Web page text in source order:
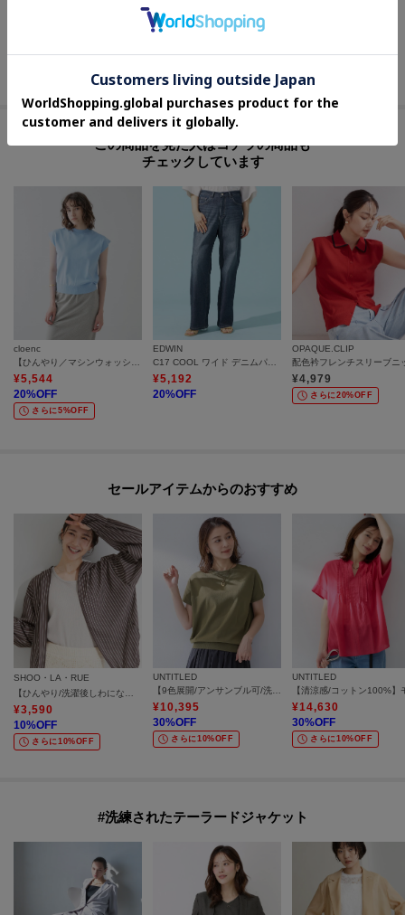
ポロ襟 ハーフスリーブニット
¥4,897
30%OFF
40%OFF
この商品を見た人はコチラの商品も
チェックしています
cloenc
【ひんやり／マシンウォッシュ】フレンチスリーブニット
¥5,544
20%OFF
さらに5%OFF
EDWIN
C17 COOL ワイド デニムパンツ【涼】
¥5,192
20%OFF
OPAQUE.CLIP
¥4,979
さらに20%OFF
セールアイテムからのおすすめ
SHOO・LA・RUE
¥3,590
10%OFF
さらに10%OFF
UNTITLED
¥10,395
30%OFF
さらに10%OFF
UNTITLED
¥14,630
30%OFF
さらに10%OFF
#洗練されたテーラードジャケット